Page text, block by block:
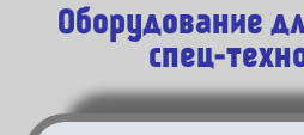
Оборудование
спец-